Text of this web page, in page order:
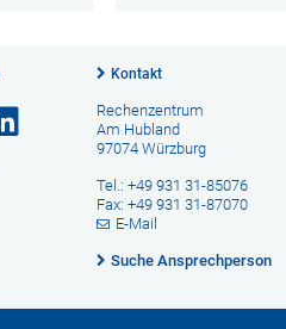
Kontakt
Rechenzentrum
Am Hubland
97074 Würzburg
Tel.: +49 931 31-85076
Fax: +49 931 31-87070
E-Mail
Suche Ansprechperson